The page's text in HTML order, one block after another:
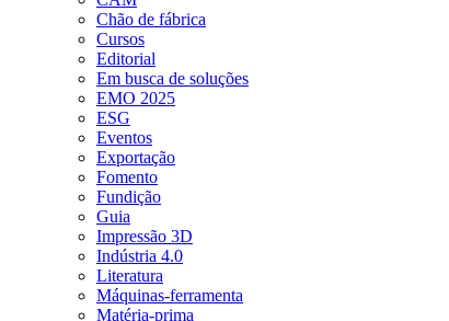
Chão de fábrica
Cursos
Editorial
Em busca de soluções
EMO 2025
ESG
Eventos
Exportação
Fomento
Fundição
Guia
Impressão 3D
Indústria 4.0
Literatura
Máquinas-ferramenta
Matéria-prima